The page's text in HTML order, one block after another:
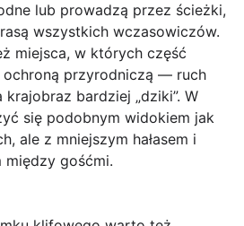
lub prowadzą przez ścieżki,
wszystkich wczasowiczów.
miejsca, w których część
przyrodniczą — ruch
bardziej „dziki”. W
się podobnym widokiem jak
ale z mniejszym hałasem i
między gośćmi.